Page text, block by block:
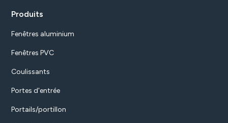
Produits
Fenêtres aluminium
Fenêtres PVC
Coulissants
Portes d'entrée
Portails/portillon